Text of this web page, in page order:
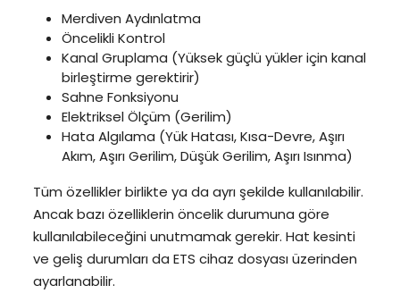
Merdiven Aydınlatma
Öncelikli Kontrol
Kanal Gruplama (Yüksek güçlü yükler için kanal
birleştirme gerektirir)
Sahne Fonksiyonu
Elektriksel Ölçüm (Gerilim)
Hata Algılama (Yük Hatası, Kısa-Devre, Aşırı
Akım, Aşırı Gerilim, Düşük Gerilim, Aşırı Isınma)
Tüm özellikler birlikte ya da ayrı şekilde kullanılabilir.
Ancak bazı özelliklerin öncelik durumuna göre
kullanılabileceğini unutmamak gerekir. Hat kesinti
ve geliş durumları da ETS cihaz dosyası üzerinden
ayarlanabilir.